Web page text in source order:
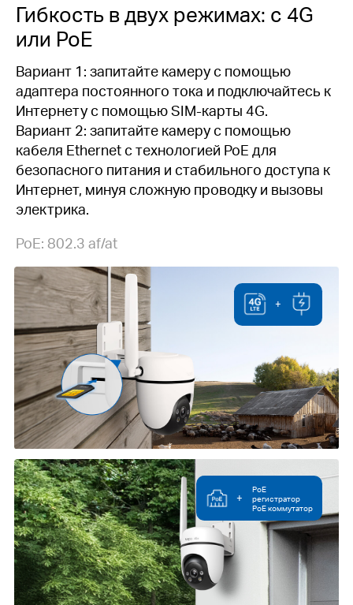
Гибкость в двух режимах: с 4G
или PoE
Вариант 1: запитайте камеру с помощью
адаптера постоянного тока и подключайтесь к
Интернету с помощью SIM-карты 4G.
Вариант 2: запитайте камеру с помощью
кабеля Ethernet с технологией PoE для
безопасного питания и стабильного доступа к
Интернет, минуя сложную проводку и вызовы
электрика.
PoE: 802.3 af/at
+
+
PoE
регистратор
PoE коммутатор